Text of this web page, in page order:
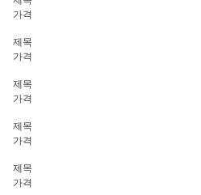
가격
제목
가격
제목
가격
제목
가격
제목
가격